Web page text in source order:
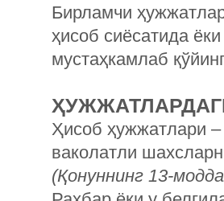
Бирламчи
ҳисоб сиёсатида
мустаҳкамлаб
Ҳисоб ҳужжатлари –
ваколатли
(Қонуннинг 13-